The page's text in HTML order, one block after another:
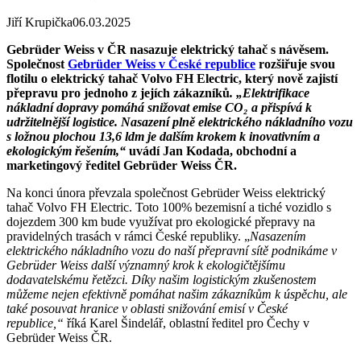
Jiří Krupička06.03.2025
Gebrüder Weiss v ČR nasazuje elektrický tahač s návěsem.
Společnost Gebrüder Weiss v České republice rozšiřuje svou
flotilu o elektrický tahač Volvo FH Electric, který nově zajistí
přepravu pro jednoho z jejích zákazníků. „Elektrifikace
nákladní dopravy pomáhá snižovat emise CO₂ a přispívá k
udržitelnější logistice. Nasazení plně elektrického nákladního vozu
s ložnou plochou 13,6 ldm je dalším krokem k inovativním a
ekologickým řešením,“ uvádí Jan Kodada, obchodní a
marketingový ředitel Gebrüder Weiss ČR.
Na konci února převzala společnost Gebrüder Weiss elektrický
tahač Volvo FH Electric. Toto 100% bezemisní a tiché vozidlo s
dojezdem 300 km bude využívat pro ekologické přepravy na
pravidelných trasách v rámci České republiky. „Nasazením
elektrického nákladního vozu do naší přepravní sítě podnikáme v
Gebrüder Weiss další významný krok k ekologičtějšímu
dodavatelskému řetězci. Díky našim logistickým zkušenostem
můžeme nejen efektivně pomáhat našim zákazníkům k úspěchu, ale
také posouvat hranice v oblasti snižování emisí v České
republice,“ říká Karel Šindelář, oblastní ředitel pro Čechy v
Gebrüder Weiss ČR.